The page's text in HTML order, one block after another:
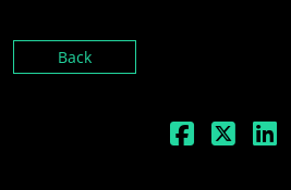
Back